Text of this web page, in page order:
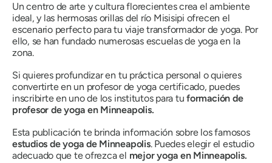
Un centro de arte y cultura florecientes crea el ambiente
ideal, y las hermosas orillas del río Misisipi ofrecen el
escenario perfecto para tu viaje transformador de yoga. Por
ello, se han fundado numerosas escuelas de yoga en la
zona.
Si quieres profundizar en tu práctica personal o quieres
convertirte en un profesor de yoga certificado, puedes
inscribirte en uno de los institutos para tuformación de
profesor de yoga en Minneapolis.
Esta publicación te brinda información sobre los famosos
estudios de yoga de Minneapolis. Puedes elegir el estudio
adecuado que te ofrezca el mejor yoga en Minneapolis.